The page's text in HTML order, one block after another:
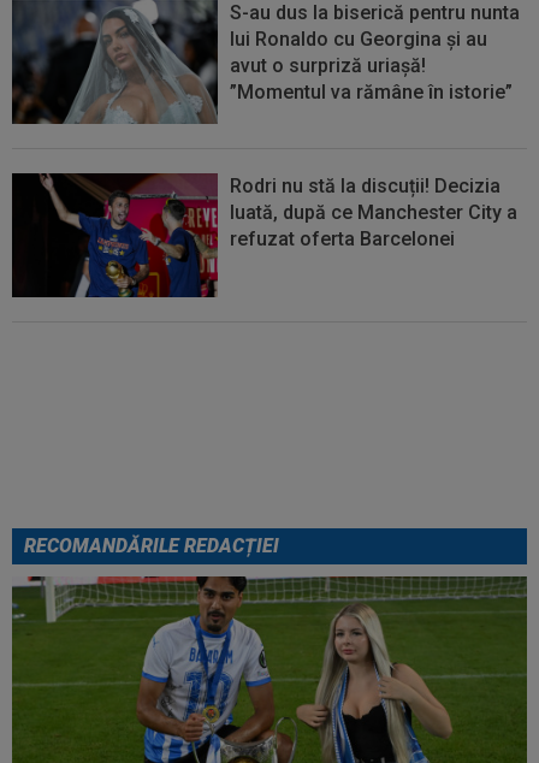
S-au dus la biserică pentru nunta
lui Ronaldo cu Georgina și au
avut o surpriză uriașă!
”Momentul va rămâne în istorie”
Rodri nu stă la discuții! Decizia
luată, după ce Manchester City a
refuzat oferta Barcelonei
RECOMANDĂRILE REDACȚIEI